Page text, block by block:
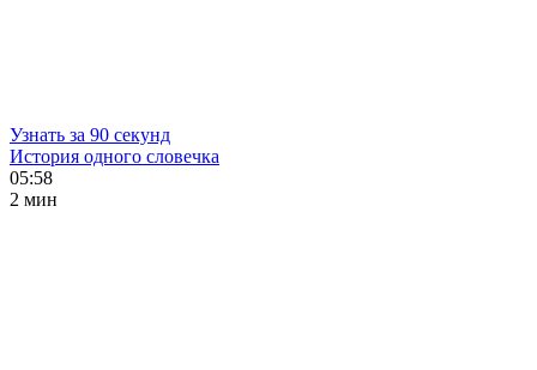
Узнать за 90 секунд
История одного словечка
05:58
2 мин